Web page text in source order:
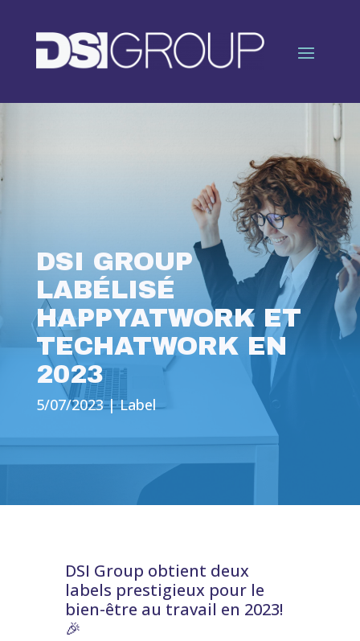
DSI GROUP
LABÉLISÉ
HAPPYATWORK ET
TECHATWORK EN
2023
5/07/2023|Label
DSI Group obtient deux
labels prestigieux pour le
bien-être au travail en 2023!
🎉